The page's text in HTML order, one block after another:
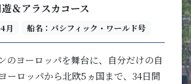
＆アラスカコース
月 船名：パシフィック・ワールド号
のヨーロッパを舞台に、自分だけの自
ーロッパから北欧5ヵ国まで、34日間